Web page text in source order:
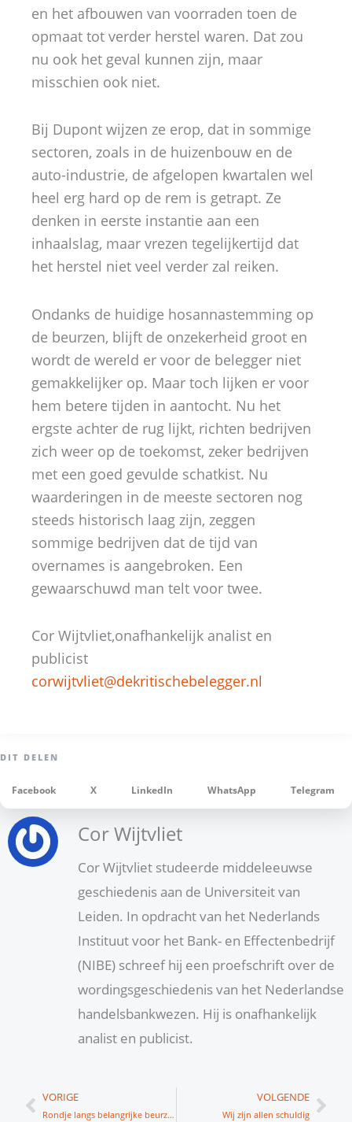
en het afbouwen van voorraden toen de
opmaat tot verder herstel waren. Dat zou
nu ook het geval kunnen zijn, maar
misschien ook niet.
Bij Dupont wijzen ze erop, dat in sommige
sectoren, zoals in de huizenbouw en de
auto-industrie, de afgelopen kwartalen wel
heel erg hard op de rem is getrapt. Ze
denken in eerste instantie aan een
inhaalslag, maar vrezen tegelijkertijd dat
het herstel niet veel verder zal reiken.
Ondanks de huidige hosannastemming op
de beurzen, blijft de onzekerheid groot en
wordt de wereld er voor de belegger niet
gemakkelijker op. Maar toch lijken er voor
hem betere tijden in aantocht. Nu het
ergste achter de rug lijkt, richten bedrijven
zich weer op de toekomst, zeker bedrijven
met een goed gevulde schatkist. Nu
waarderingen in de meeste sectoren nog
steeds historisch laag zijn, zeggen
sommige bedrijven dat de tijd van
overnames is aangebroken. Een
gewaarschuwd man telt voor twee.
Cor Wijtvliet,onafhankelijk analist en
publicist
corwijtvliet@dekritischebelegger.nl
Facebook X LinkedIn WhatsApp Telegram
Cor Wijtvliet
Cor Wijtvliet studeerde middeleeuwse
geschiedenis aan de Universiteit van
Leiden. In opdracht van het Nederlands
Instituut voor het Bank- en Effectenbedrijf
(NIBE) schreef hij een proefschrift over de
wordingsgeschiedenis van het Nederlandse
handelsbankwezen. Hij is onafhankelijk
analist en publicist.
Vorige
VORIGE
Rondje langs belangrijke beurzen
VOLGENDE
Wij zijn allen schuldig